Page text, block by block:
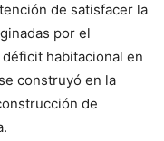
de satisfacer la
por el
habitacional en
construyó en la
de